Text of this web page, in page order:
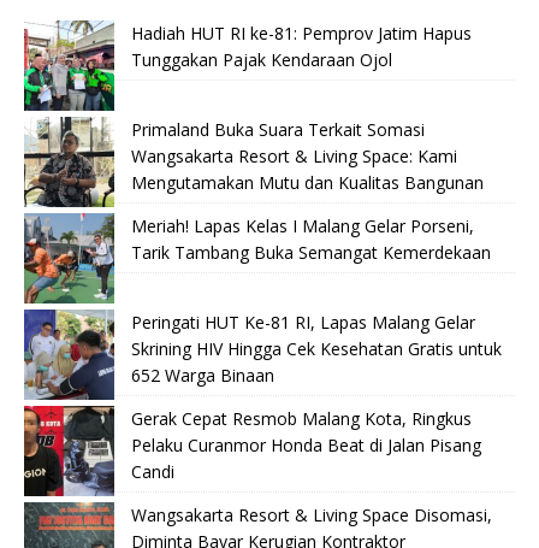
Hadiah HUT RI ke-81: Pemprov Jatim Hapus
Tunggakan Pajak Kendaraan Ojol
Primaland Buka Suara Terkait Somasi
Wangsakarta Resort & Living Space: Kami
Mengutamakan Mutu dan Kualitas Bangunan
Meriah! Lapas Kelas I Malang Gelar Porseni,
Tarik Tambang Buka Semangat Kemerdekaan
Peringati HUT Ke-81 RI, Lapas Malang Gelar
Skrining HIV Hingga Cek Kesehatan Gratis untuk
652 Warga Binaan
Gerak Cepat Resmob Malang Kota, Ringkus
Pelaku Curanmor Honda Beat di Jalan Pisang
Candi
Wangsakarta Resort & Living Space Disomasi,
Diminta Bayar Kerugian Kontraktor